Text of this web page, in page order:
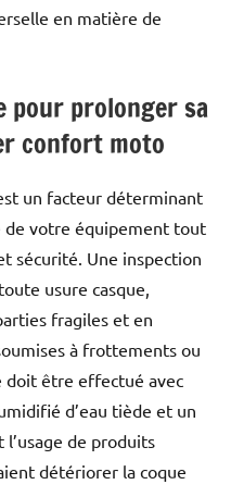
en matière de
pour prolonger sa
confort moto
un facteur déterminant
de votre équipement tout
sécurité. Une inspection
usure casque,
fragiles et en
à frottements ou
doit être effectué avec
d’eau tiède et un
de produits
détériorer la coque